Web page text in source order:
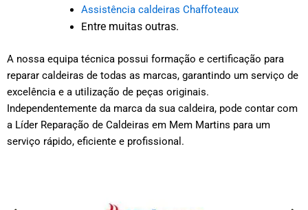
Assistência caldeiras Chaffoteaux
Entre muitas outras.
A nossa equipa técnica possui formação e certificação para
reparar caldeiras de todas as marcas, garantindo um serviço de
excelência e a utilização de peças originais.
Independentemente da marca da sua caldeira, pode contar com
a Líder Reparação de Caldeiras em Mem Martins para um
serviço rápido, eficiente e profissional.